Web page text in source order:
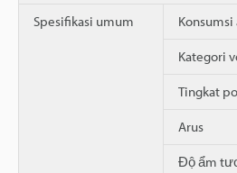
Spesifikasi umum Konsumsi
Kategori
Tingkat
Arus
Độ ẩm